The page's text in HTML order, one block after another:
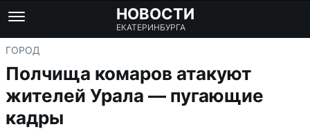
НОВОСТИ
ЕКАТЕРИНБУРГА
ГОРОД
Полчища комаров атакуют
жителей Урала — пугающие
кадры